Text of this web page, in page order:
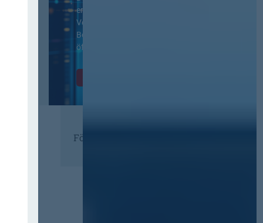
ergänzenden
Vertragsbedingungen von IT-
Beschaffung in der
öffentlichen Verwaltung
Förderer